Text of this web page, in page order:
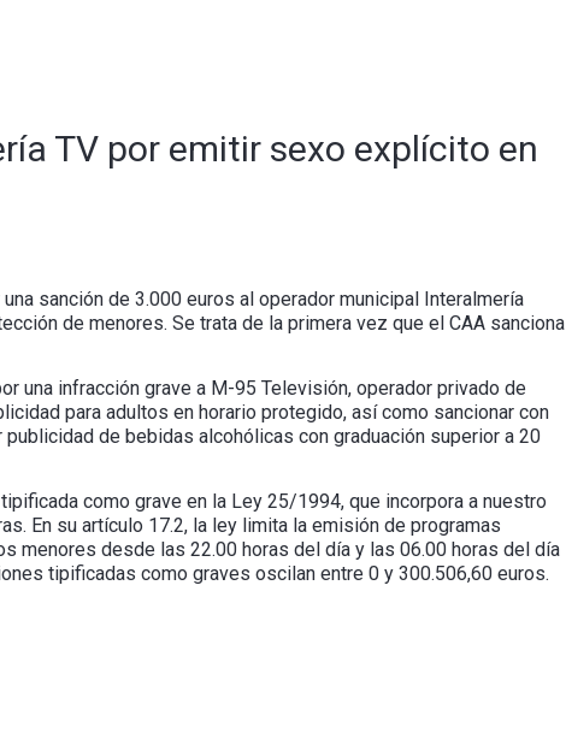
TV por emitir sexo explícito en
sanción de 3.000 euros al operador municipal Interalmería
de menores. Se trata de la primera vez que el CAA sanciona
una infracción grave a M-95 Televisión, operador privado de
para adultos en horario protegido, así como sancionar con
de bebidas alcohólicas con graduación superior a 20
como grave en la Ley 25/1994, que incorpora a nuestro
En su artículo 17.2, la ley limita la emisión de programas
menores desde las 22.00 horas del día y las 06.00 horas del día
tipificadas como graves oscilan entre 0 y 300.506,60 euros.